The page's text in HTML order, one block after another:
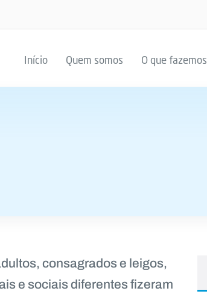
Início Quem somos O que fazemos
consagrados e leigos,
e sociais diferentes fizeram